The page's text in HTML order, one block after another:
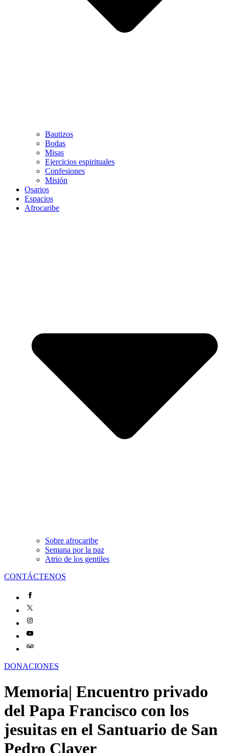
Bautizos
Bodas
Misas
Ejercicios espirituales
Confesiones
Misión
Osarios
Espacios
Afrocaribe
Sobre afrocaribe
Semana por la paz
Atrio de los gentiles
CONTÁCTENOS
DONACIONES
Memoria| Encuentro privado
del Papa Francisco con los
jesuitas en el Santuario de San
Pedro Claver